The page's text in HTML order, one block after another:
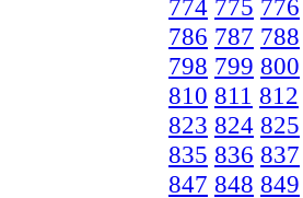
774 775 776
786 787 788
798 799 800
810 811 812
823 824 825
835 836 837
847 848 849